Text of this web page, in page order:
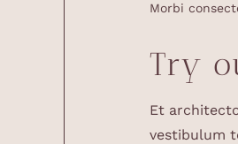
Morbi
Try
Et
vestibulum